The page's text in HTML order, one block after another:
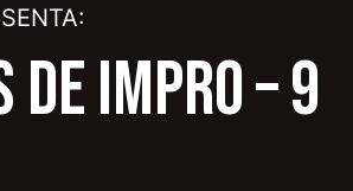
DE IMPRO – 9